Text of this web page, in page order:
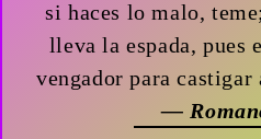
si haces lo malo,
lleva la espada, pues
vengador para castigar
—